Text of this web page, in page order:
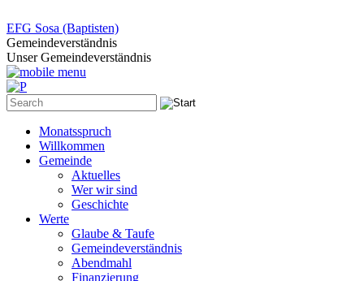
EFG Sosa (Baptisten)
Gemeindeverständnis
Unser Gemeindeverständnis
Monatsspruch
Willkommen
Gemeinde
Aktuelles
Wer wir sind
Geschichte
Werte
Glaube & Taufe
Gemeindeverständnis
Abendmahl
Finanzierung